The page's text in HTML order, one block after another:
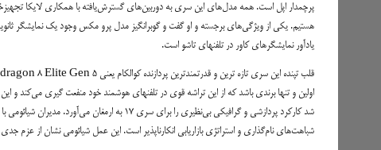
پرچمدار اپل است. همه مدل‌های این سری به دوربین‌های گسترش‌یافته با همکاری لایکا
هستیم. یکی از ویژگی‌های برجسته و او گفت و گو‌برانگیز مدل پرو مکس وجود یک نمایشگر
یادآور نمایشگرهای کاور در تلفنهای تاشو است.
شباهت‌های نام‌گذاری و استراتژی بازاریابی انکارناپذیر است. این عمل شیائومی نشان از عزم